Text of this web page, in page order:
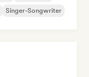
Singer-Songwriter